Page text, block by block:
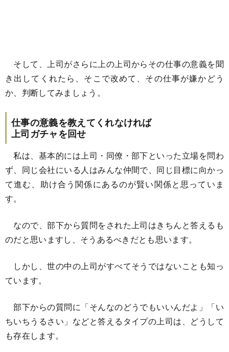
そして、上司がさらに上の上司からその仕事の意義を聞
き出してくれたら、そこで改めて、その仕事が嫌かどう
か、判断してみましょう。
仕事の意義を教えてくれなければ
上司ガチャを回せ
私は、基本的には上司・同僚・部下といった立場を問わ
ず、同じ会社にいる人はみんな仲間で、同じ目標に向かっ
て進む、助け合う関係にあるのが賢い関係と思っていま
す。
なので、部下から質問をされた上司はきちんと答えるも
のだと思いますし、そうあるべきだとも思います。
しかし、世の中の上司がすべてそうではないことも知っ
ています。
部下からの質問に「そんなのどうでもいいんだよ」「い
ちいちうるさい」などと答えるタイプの上司は、どうして
も存在します。